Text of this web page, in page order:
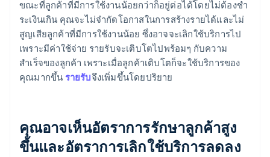
ขณะที่ลูกค้าที่มีการใช้งานน้อยกว่าก็อยู่ต่อได้โดยไม่ต้องชํา
ระเงินเกิน คุณจะไม่จำกัดโอกาสในการสร้างรายได้และไม่
สูญเสียลูกค้าที่มีการใช้งานน้อย ซึ่งอาจจะเลิกใช้บริการไป
เพราะมีค่าใช้จ่าย รายรับจะเติบโตไปพร้อมๆ กับความ
สําเร็จของลูกค้า เพราะเมื่อลูกค้าเติบโตก็จะใช้บริการของ
คุณมากขึ้น รายรับจึงเพิ่มขึ้นโดยปริยาย
คุณอาจเห็นอัตราการรักษาลูกค้าสูง
ขึ้นและอัตราการเลิกใช้บริการลดลง